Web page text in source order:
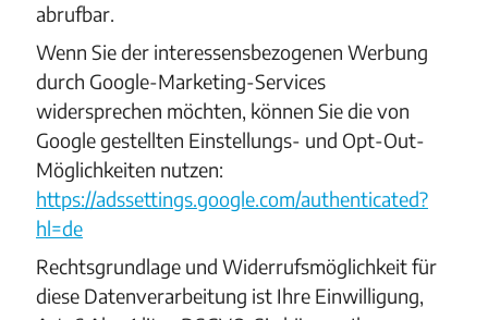
abrufbar.
Wenn Sie der interessensbezogenen Werbung
durch Google-Marketing-Services
widersprechen möchten, können Sie die von
Google gestellten Einstellungs- und Opt-Out-
Möglichkeiten nutzen:
https://adssettings.google.com/authenticated?
hl=de
Rechtsgrundlage und Widerrufsmöglichkeit für
diese Datenverarbeitung ist Ihre Einwilligung,